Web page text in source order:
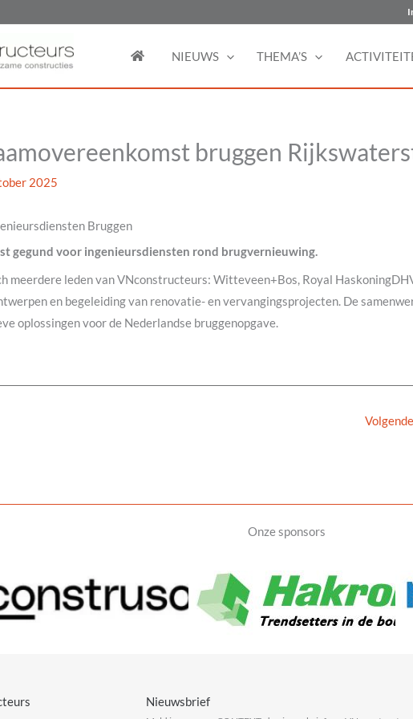
NIEUWS THEMA’S
bruggen
2025
Bruggen
gegund voor ingenieursdiensten rond brugvernieuwing.
meerdere leden van VNconstructeurs: Witteveen+Bos, Royal
en begeleiding van renovatie- en vervangingsprojecten. De
oplossingen voor de Nederlandse bruggenopgave.
Onze sponsors
Nieuwsbrief